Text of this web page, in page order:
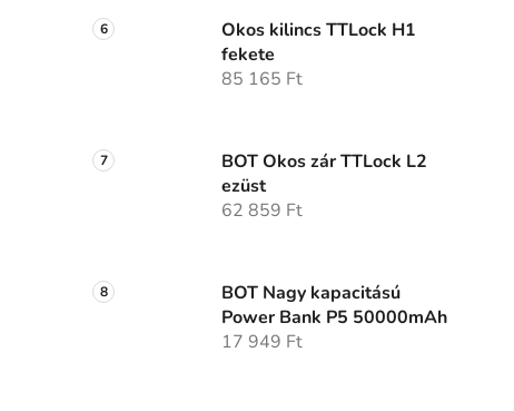
Okos kilincs TTLock H1
fekete
85 165 Ft
BOT Okos zár TTLock L2
ezüst
62 859 Ft
BOT Nagy kapacitású
Power Bank P5 50000mAh
17 949 Ft